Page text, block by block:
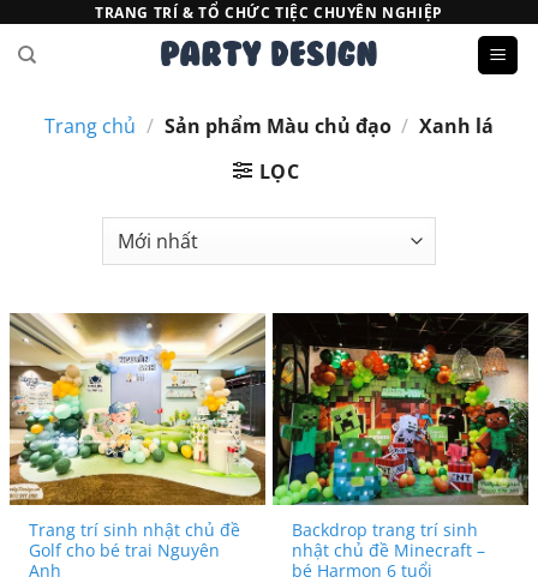
qua
TRANG TRÍ & TỔ CHỨC TIỆC CHUYÊN NGHIỆP
Trang chủ / Sản phẩm Màu chủ đạo / Xanh lá
LỌC
Trang trí sinh nhật chủ đề
Golf cho bé trai Nguyên
Anh
Backdrop trang trí sinh
nhật chủ đề Minecraft –
bé Harmon 6 tuổi